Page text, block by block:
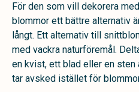
För den som vill dekorera
blommor ett bättre alternativ
långt. Ett alternativ till
med vackra naturföremål.
en kvist, ett blad eller en sten
tar avsked istället för